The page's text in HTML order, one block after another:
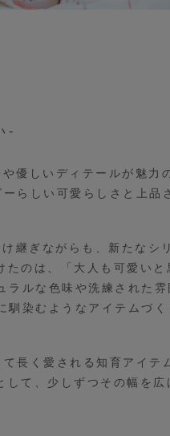
-
優しいディテールが魅力
らしい可愛らしさと上品
継ぎながらも、新たなシ
のは、「大人も可愛いと
ラルな色味や洗練された雰
染むようなアイテムづく
長く愛される知育アイテ
て、少しずつその幅を広